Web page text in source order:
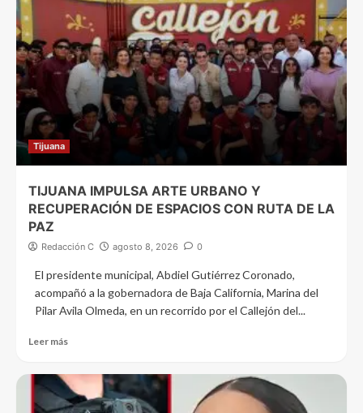
Tijuana
TIJUANA IMPULSA ARTE URBANO Y
RECUPERACIÓN DE ESPACIOS CON RUTA DE LA
PAZ
Redacción C agosto 8, 2026 0
El presidente municipal, Abdiel Gutiérrez Coronado,
acompañó a la gobernadora de Baja California, Marina del
Pilar Avila Olmeda, en un recorrido por el Callejón del...
Leer más